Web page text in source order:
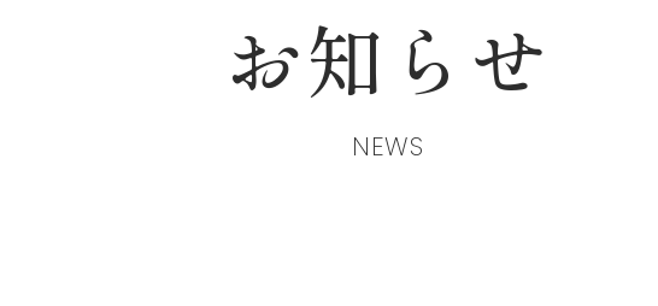
お知らせ
NEWS